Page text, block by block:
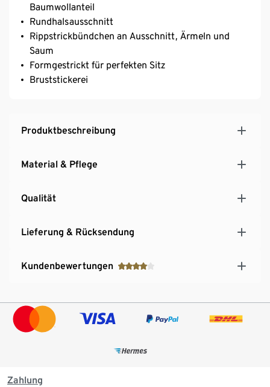
Baumwollanteil
Rundhalsausschnitt
Rippstrickbündchen an Ausschnitt, Ärmeln und
Saum
Formgestrickt für perfekten Sitz
Bruststickerei
Produktbeschreibung
Material & Pflege
Qualität
Lieferung & Rücksendung
Kundenbewertungen
Zahlung